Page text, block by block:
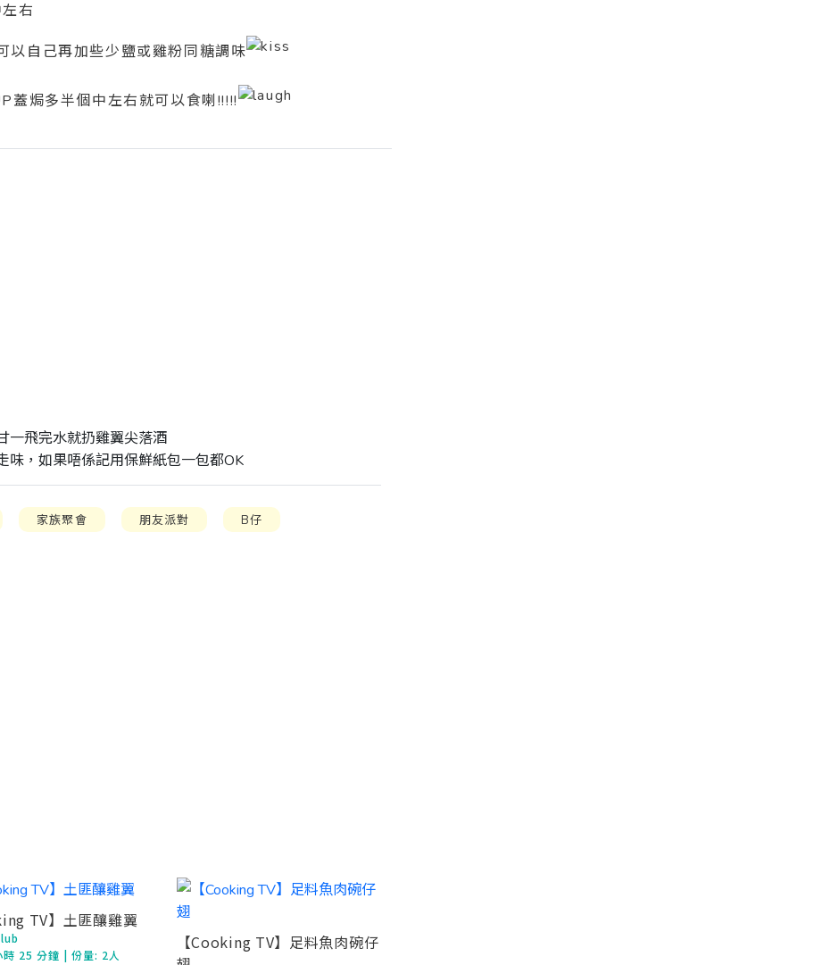
右
以自己再加些少鹽或雞粉同糖調味
蓋焗多半個中左右就可以食喇!!!!!
一飛完水就扔雞翼尖落酒
，如果唔係記用保鮮紙包一包都OK
家族聚會 朋友派對 B仔
TV】土匪釀雞翼
時 25 分鐘 | 份量: 2人
【Cooking TV】足料魚肉碗仔